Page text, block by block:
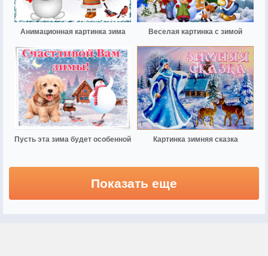
Анимационная картинка зима Веселая картинка с зимой
Пусть эта зима будет особенной Картинка зимняя сказка
Показать еще